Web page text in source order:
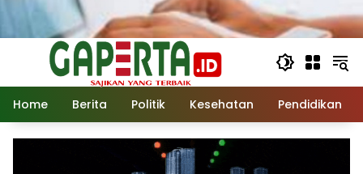
Home Berita Politik Kesehatan Pendidikan